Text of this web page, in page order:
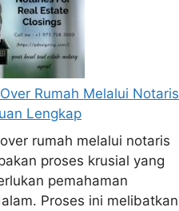
Rumah Melalui Notaris
Lengkap
rumah melalui notaris
proses krusial yang
pemahaman
Proses ini melibatkan